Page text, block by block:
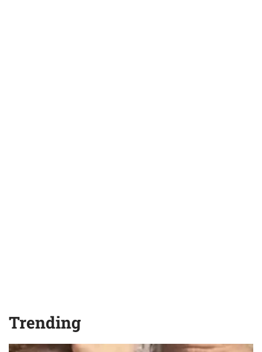
Trending